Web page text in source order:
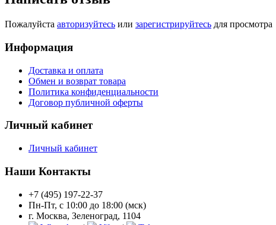
Пожалуйста авторизуйтесь или зарегистрируйтесь для просмотра
Информация
Доставка и оплата
Обмен и возврат товара
Политика конфиденциальности
Договор публичной оферты
Личный кабинет
Личный кабинет
Наши Контакты
+7 (495) 197-22-37
Пн-Пт, с 10:00 до 18:00 (мск)
г. Москва, Зеленоград, 1104